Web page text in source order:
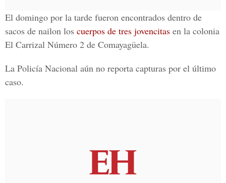
El domingo por la tarde fueron encontrados dentro de
sacos de nailon los cuerpos de tres jovencitas en la colonia
El Carrizal Número 2 de Comayagüela.
La Policía Nacional aún no reporta capturas por el último
caso.